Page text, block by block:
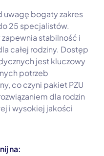
uwagę bogaty zakres
25 specjalistów.
zapewnia stabilność i
całej rodziny. Dostęp
jest kluczowy
potrzeb
co czyni pakiet PZU
dla rodzin
i wysokiej jakości
na: